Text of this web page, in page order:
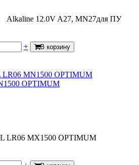
Alkaline 12.0V A27, MN27для ПУ
+ В корзину
OPTIMUM
LR06 MХ1500 OPTIMUM